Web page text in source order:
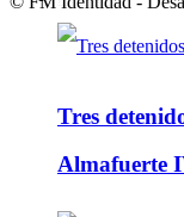
Tres
Almafuerte